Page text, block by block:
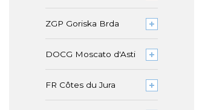
ZGP Goriska Brda
DOCG Moscato d'Asti
FR Côtes du Jura